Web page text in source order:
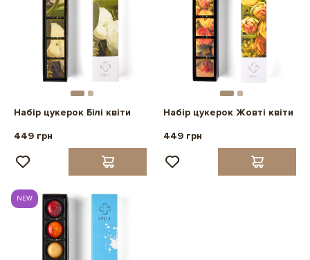
Набір цукерок Білі квіти
449 грн
Набір цукерок Жовті квіти
449 грн
NEW